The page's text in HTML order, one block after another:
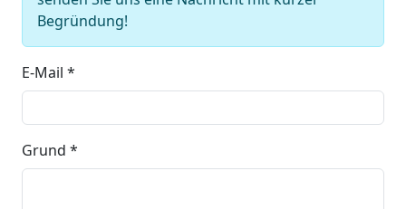
Begründung!
E-Mail *
Grund *